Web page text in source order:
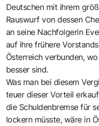
Deutschen mit ihrem
Rauswurf von dessen
an seine Nachfolgerin
auf ihre frühere
Österreich verbunden,
besser sind.
Was man bei diesem
teuer dieser Vorteil
die Schuldenbremse für
lockern müsste, wäre in